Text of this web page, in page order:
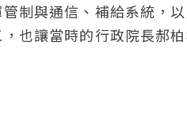
制與通信、補給系統，
也讓當時的行政院長郝